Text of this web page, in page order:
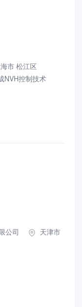
市 松江区
NVH控制技术
公司
天津市